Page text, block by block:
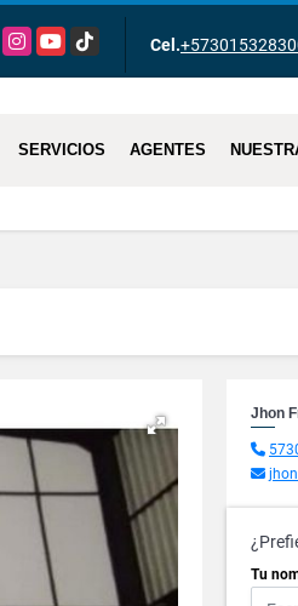
Instagram
YouTubeTikTok Cel.
SERVICIOS AGENTES
Jhon
Tu